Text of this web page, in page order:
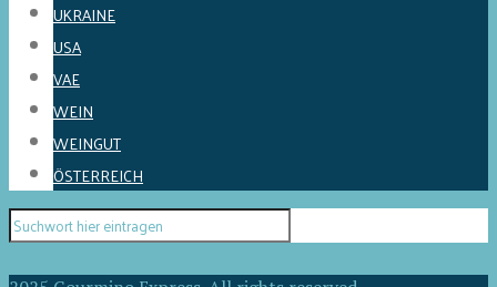
UKRAINE
USA
VAE
WEIN
WEINGUT
ÖSTERREICH